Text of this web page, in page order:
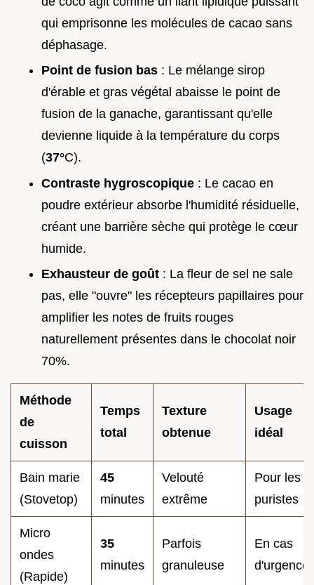
qui emprisonne les molécules de cacao sans
déphasage.
Point de fusion bas : Le mélange sirop
d'érable et gras végétal abaisse le point de
fusion de la ganache, garantissant qu'elle
devienne liquide à la température du corps
(37°C).
Contraste hygroscopique : Le cacao en
poudre extérieur absorbe l'humidité résiduelle,
créant une barrière sèche qui protège le cœur
humide.
Exhausteur de goût : La fleur de sel ne sale
pas, elle "ouvre" les récepteurs papillaires pour
amplifier les notes de fruits rouges
naturellement présentes dans le chocolat noir
70%.
Méthode
de
cuisson
Temps
total
Texture
obtenue
Usage
idéal
Bain marie
(Stovetop)
45
minutes
Velouté
extrême
Pour les
puristes
Micro
ondes
(Rapide)
35
minutes
Parfois
granuleuse
En cas
d'urgence